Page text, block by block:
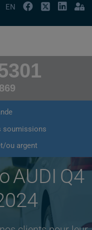
EN
soumissions
ou argent
AUDI Q4